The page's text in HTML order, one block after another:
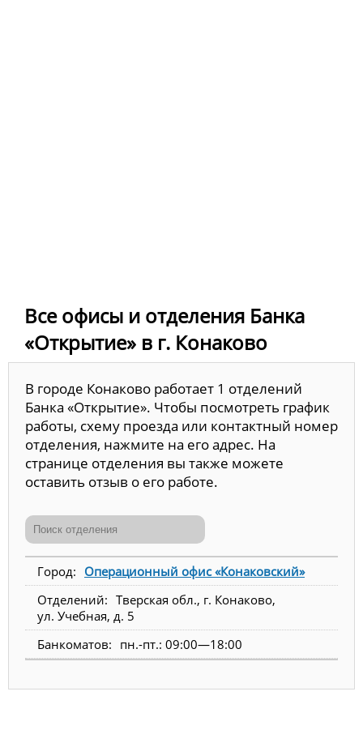
Все офисы и отделения Банка
«Открытие» в г. Конаково
В городе Конаково работает 1 отделений
Банка «Открытие». Чтобы посмотреть график
работы, схему проезда или контактный номер
отделения, нажмите на его адрес. На
странице отделения вы также можете
оставить отзыв о его работе.
Операционный офис «Конаковский»
Тверская обл., г. Конаково,
ул. Учебная, д. 5
пн.-пт.: 09:00—18:00